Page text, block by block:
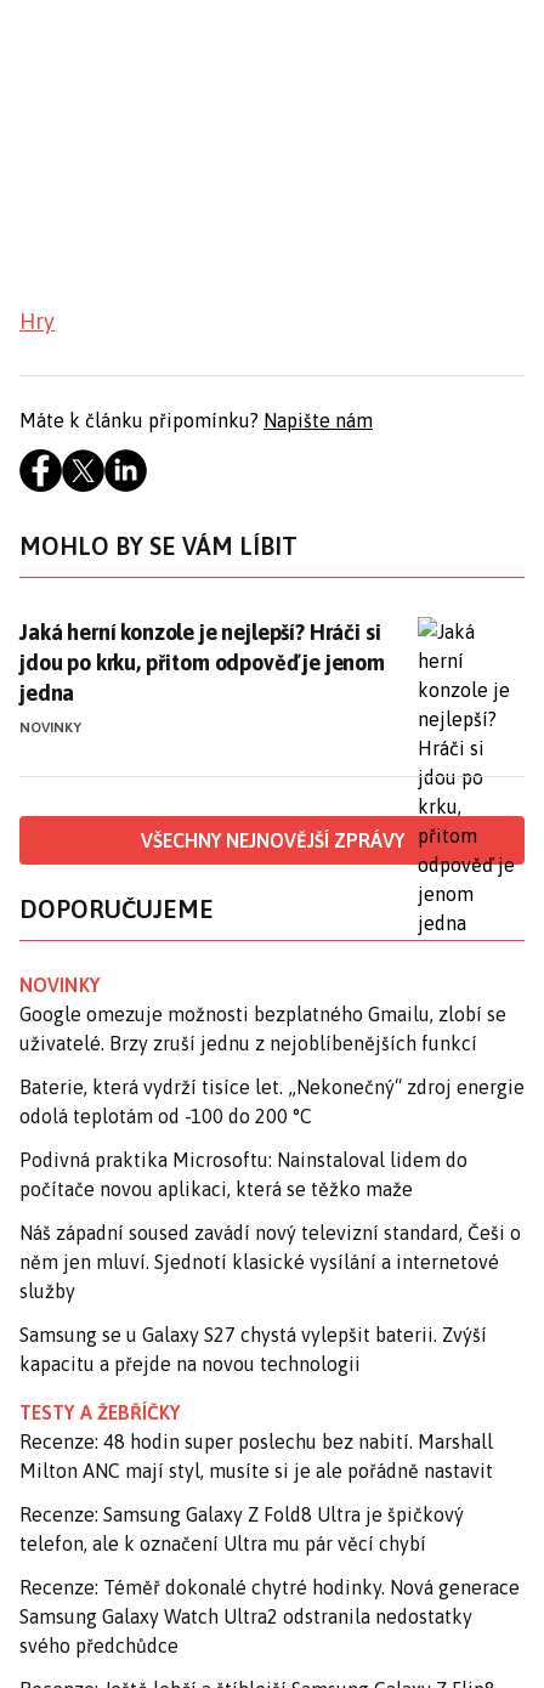
Hry
Máte k článku připomínku? Napište nám
MOHLO BY SE VÁM LÍBIT
Jaká herní konzole je nejlepší? Hráči si jdou po krku,
Jaká herní konzole je nejlepší? Hráči si
jdou po krku, přitom odpověď je jenom
jedna
NOVINKY
VŠECHNY NEJNOVĚJŠÍ ZPRÁVY
DOPORUČUJEME
NOVINKY
Google omezuje možnosti bezplatného Gmailu, zlobí se
uživatelé. Brzy zruší jednu z nejoblíbenějších funkcí
Baterie, která vydrží tisíce let. „Nekonečný“ zdroj energie
odolá teplotám od -100 do 200 °C
Podivná praktika Microsoftu: Nainstaloval lidem do
počítače novou aplikaci, která se těžko maže
Náš západní soused zavádí nový televizní standard, Češi o
něm jen mluví. Sjednotí klasické vysílání a internetové
služby
Samsung se u Galaxy S27 chystá vylepšit baterii. Zvýší
kapacitu a přejde na novou technologii
TESTY A ŽEBŘÍČKY
Recenze: 48 hodin super poslechu bez nabití. Marshall
Milton ANC mají styl, musíte si je ale pořádně nastavit
Recenze: Samsung Galaxy Z Fold8 Ultra je špičkový
telefon, ale k označení Ultra mu pár věcí chybí
Recenze: Téměř dokonalé chytré hodinky. Nová generace
Samsung Galaxy Watch Ultra2 odstranila nedostatky
svého předchůdce